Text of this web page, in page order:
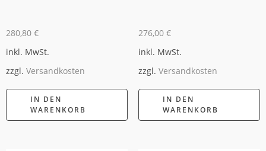
280,80 €
inkl. MwSt.
zzgl. Versandkosten
IN DEN
WARENKORB
276,00 €
inkl. MwSt.
zzgl. Versandkosten
IN DEN
WARENKORB